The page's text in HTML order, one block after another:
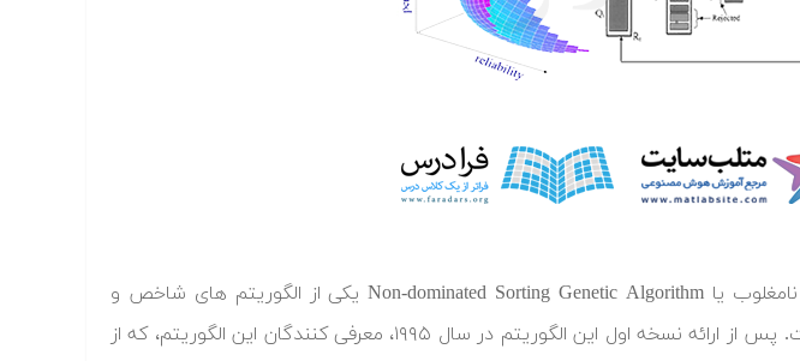
الگوریتم ژنتیک چند هدفه با مرتب سازی نامغلوب یا Non-dominated Sorting Genetic Algorithm یکی از الگوریتم های شاخص و
پرکاربرد در زمینه بهینه سازی چندهدفه است. پس از ارائه نسخه اول این الگوریتم در سال ۱۹۹۵، معرفی کنندگان این الگوریتم، که از